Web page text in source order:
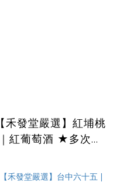
【禾發堂嚴選】紅埔桃
｜紅葡萄酒 ★多次獲